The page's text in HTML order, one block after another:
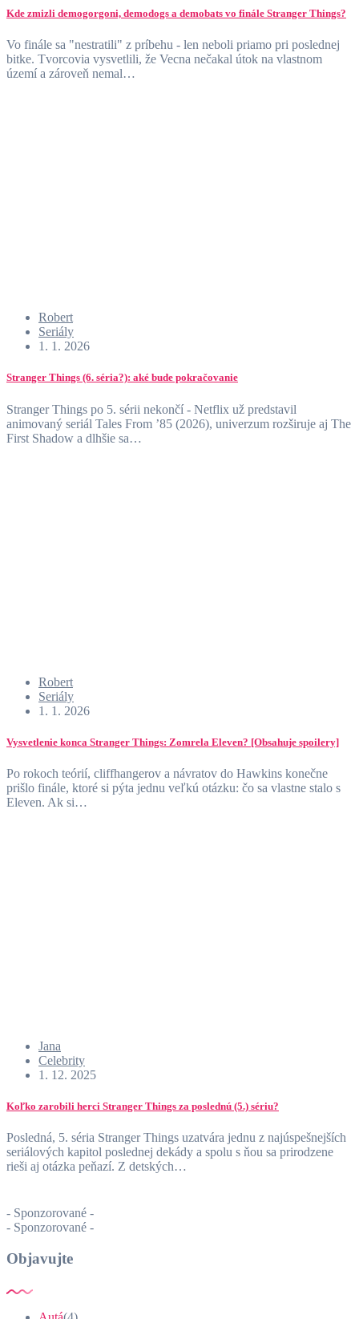
Kde zmizli demogorgoni, demodogs a demobats vo finále Stranger Things?
Vo finále sa "nestratili" z príbehu - len neboli priamo pri poslednej
bitke. Tvorcovia vysvetlili, že Vecna nečakal útok na vlastnom
území a zároveň nemal…
Robert
Seriály
1. 1. 2026
Stranger Things (6. séria?): aké bude pokračovanie
Stranger Things po 5. sérii nekončí - Netflix už predstavil
animovaný seriál Tales From ’85 (2026), univerzum rozširuje aj The
First Shadow a dlhšie sa…
Robert
Seriály
1. 1. 2026
Vysvetlenie konca Stranger Things: Zomrela Eleven? [Obsahuje spoilery]
Po rokoch teórií, cliffhangerov a návratov do Hawkins konečne
prišlo finále, ktoré si pýta jednu veľkú otázku: čo sa vlastne stalo s
Eleven. Ak si…
Jana
Celebrity
1. 12. 2025
Koľko zarobili herci Stranger Things za poslednú (5.) sériu?
Posledná, 5. séria Stranger Things uzatvára jednu z najúspešnejších
seriálových kapitol poslednej dekády a spolu s ňou sa prirodzene
rieši aj otázka peňazí. Z detských…
- Sponzorované -
- Sponzorované -
Objavujte